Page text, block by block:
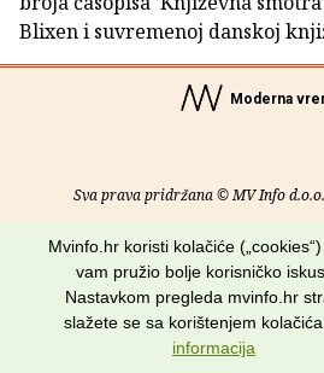
Blixen i suvremenoj danskoj
Moderna
Sva prava pridržana © MV Info
O nama• Pomoć• Uvjeti
Potraži nas na:
Mvinfo.hr koristi kolačiće
vam pružio bolje korisničko
Nastavkom pregleda mvinfo.hr
slažete se sa korištenjem kolačića.
informacija